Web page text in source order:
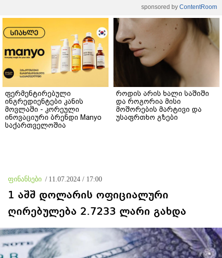
sponsored by ContentRoom
ფერმენტირებული
ინგრედიენტები კანის
მოვლაში - კორეული
ინოვაციური ბრენდი Manyo
საქართველოშია
როდის არის ხალი საშიში
და როგორია მისი
მოშორების მარტივი და
უსაფრთხო გზები
ფინანსები / 11.07.2024 / 17:00
1 აშშ დოლარის ოფიციალური
ღირებულება 2.7233 ლარი გახდა